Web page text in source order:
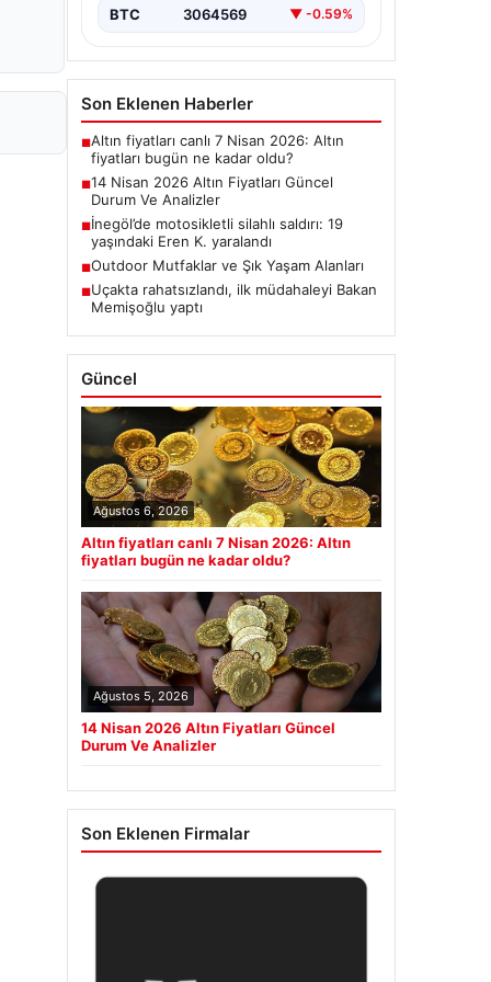
BTC 3064569 ▼ -0.59%
Son Eklenen Haberler
■Altın fiyatları canlı 7 Nisan 2026: Altın
fiyatları bugün ne kadar oldu?
■14 Nisan 2026 Altın Fiyatları Güncel
Durum Ve Analizler
■İnegöl’de motosikletli silahlı saldırı: 19
yaşındaki Eren K. yaralandı
■Outdoor Mutfaklar ve Şık Yaşam Alanları
■Uçakta rahatsızlandı, ilk müdahaleyi Bakan
Memişoğlu yaptı
Güncel
Ağustos 6, 2026
Altın fiyatları canlı 7 Nisan 2026: Altın
fiyatları bugün ne kadar oldu?
Ağustos 5, 2026
14 Nisan 2026 Altın Fiyatları Güncel
Durum Ve Analizler
Son Eklenen Firmalar